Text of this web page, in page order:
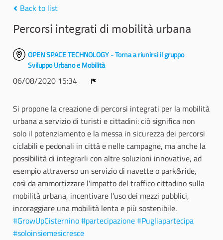
Back to list
Percorsi integrati di mobilità urbana
OPEN SPACE TECHNOLOGY - Torna a riunirsi il gruppo
Sviluppo Urbano e Mobilità
06/08/2020 15:34
Si propone la creazione di percorsi integrati per la mobilità
urbana a servizio di turisti e cittadini: ciò significa non
solo il potenziamento e la messa in sicurezza dei percorsi
ciclabili e pedonali in città e nelle campagne, ma anche la
possibilità di integrarli con altre soluzioni innovative, ad
esempio attraverso un servizio di navette o park&ride,
così da ammortizzare l'impatto del traffico cittadino sulla
mobilità urbana, incentivare l'uso dei mezzi pubblici,
incoraggiare una mobilità lenta e più sostenibile.
#GrowUpCisternino#partecipazione#Pugliapartecipa
#soloinsiemesicresce